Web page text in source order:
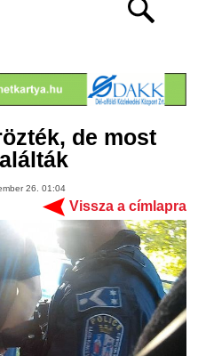
de most
26. 01:04
Vissza a címlapra